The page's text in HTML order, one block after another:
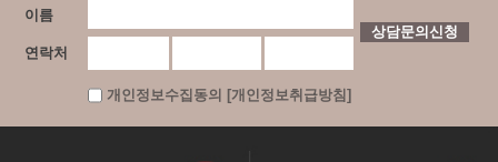
이름
연락처
개인정보수집동의 [개인정보취급방침]